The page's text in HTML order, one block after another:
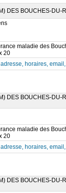
DES BOUCHES-DU-
maladie des
20
horaires,
DES BOUCHES-DU-
maladie des
20
horaires,
DES BOUCHES-DU-